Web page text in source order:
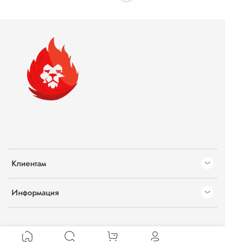
Клиентам
Информация